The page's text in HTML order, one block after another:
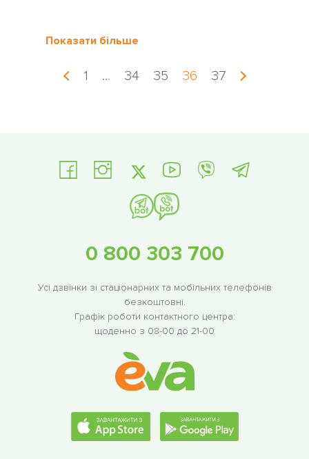
Показати більше
1 … 34 35 36 37
0 800 303 700
Усі дзвінки зі стаціонарних та мобільних телефонів
безкоштовні.
Графік роботи контактного центра:
щоденно з 08-00 до 21-00